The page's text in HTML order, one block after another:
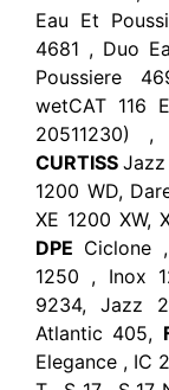
Eau Et
4681 , Duo
Poussiere
wetCAT 116
20511230) ,
CURTISS
1200 WD,
XE 1200 XW,
DPE Ciclone
1250 , Inox
9234, Jazz
Atlantic 405,
Elegance , IC